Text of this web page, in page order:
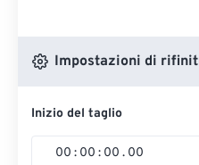
Impostazioni di
Inizio del taglio
00 : 00 : 00 . 00